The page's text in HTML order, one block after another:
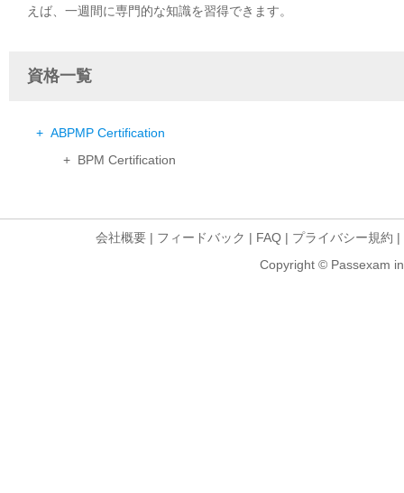
えば、一週間に専門的な知識を習得できます。
資格一覧
+ ABPMP Certification
+ BPM Certification
会社概要 | フィードバック | FAQ | プライバシー規約 |
Copyright © Passexam